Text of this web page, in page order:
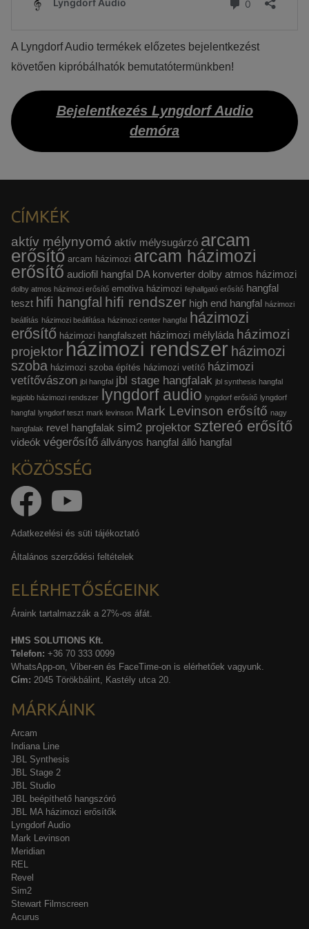
A Lyngdorf Audio termékek előzetes bejelentkezést
követően kipróbálhatók bemutatótermünkben!
Bejelentkezés Lyngdorf Audio
demóra
CÍMKÉK
aktív mélynyomó aktív mélysugárzó arcam
erősítő arcam házimozi arcam házimozi
erősítő audiofil hangfal DA konverter dolby atmos házimozi
dolby atmos házimozi erősítő emotiva házimozi fejhallgató erősítő hangfal
teszt hifi hangfal hifi rendszer high end hangfal házimozi
beállítás házimozi beállítása házimozi center hangfal házimozi
erősítő házimozi hangfalszett házimozi mélyláda házimozi
projektor házimozi rendszer házimozi
szoba házimozi szoba építés házimozi vetítő házimozi
vetítővászon jbl hangfal jbl stage hangfalak jbl synthesis hangfal
legjobb házimozi rendszer lyngdorf audio lyngdorf erősítő lyngdorf
hangfal lyngdorf teszt mark levinson Mark Levinson erősítő nagy
hangfalak revel hangfalak sim2 projektor sztereó erősítő
videók végerősítő állványos hangfal álló hangfal
KÖZÖSSÉG
Adatkezelési és süti tájékoztató
Általános szerződési feltételek
ELÉRHETŐSÉGEINK
Áraink tartalmazzák a 27%-os áfát.
HMS SOLUTIONS Kft.
Telefon: +36 70 333 0099
WhatsApp-on, Viber-en és FaceTime-on is elérhetőek vagyunk.
Cím: 2045 Törökbálint, Kastély utca 20.
MÁRKÁINK
Arcam
Indiana Line
JBL Synthesis
JBL Stage 2
JBL Studio
JBL beépíthető hangszóró
JBL MA házimozi erősítők
Lyngdorf Audio
Mark Levinson
Meridian
REL
Revel
Sim2
Stewart Filmscreen
Acurus
Azért települnek ezek a sütik, hogy a felhasználót számára
reklámajánlatokkal tudjuk megcélozni.